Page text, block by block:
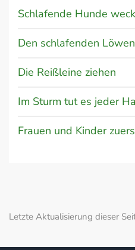
Schlafende Hunde
Den schlafenden
Die Reißleine ziehen
Im Sturm tut es jeder
Frauen und Kinder
Letzte Aktualisierung dieser